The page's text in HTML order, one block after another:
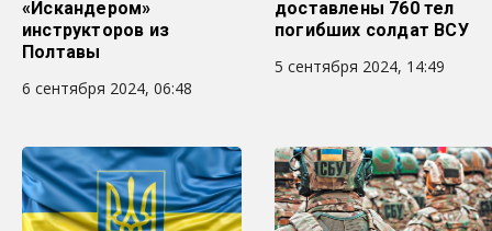
«Искандером»
инструкторов из
Полтавы
6 сентября 2024, 06:48
доставлены 760 тел
погибших солдат ВСУ
5 сентября 2024, 14:49